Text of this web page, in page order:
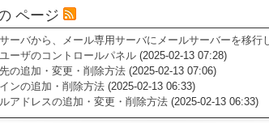
ページ
ーバから、メール専用サーバにメールサーバーを移行
ーザのコントロールパネル(2025-02-13 07:28)
の追加・変更・削除方法(2025-02-13 07:06)
ンの追加・削除方法(2025-02-13 06:33)
アドレスの追加・変更・削除方法(2025-02-13 06:33)